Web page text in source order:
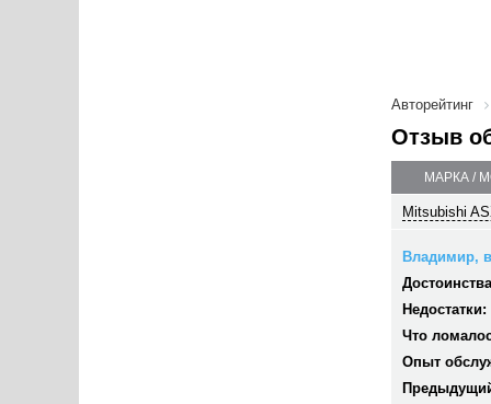
Авторейтинг
Отзыв
МАРКА /
Mitsubishi
Владимир,
Недостатки:
Что
Опыт